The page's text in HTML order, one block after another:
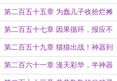
造之神
第二百五十五章 为蠢儿子收拾烂摊
子的科瑞隆
第二百五十七章 因果循环，报应不
爽
第二百五十九章 猫猫出战！神器到
手！
第二百六十一章 漫天彩华，半神器